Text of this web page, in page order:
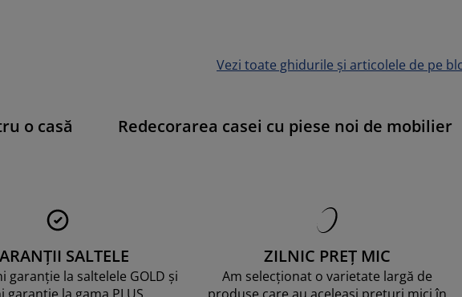
Vezi toate ghidurile și articolele de pe
o casă
Redecorarea casei cu piese noi de mobilier
SALTELE
garanție la saltelele GOLD și
ZILNIC PREȚ MIC
Am selecționat o varietate largă de